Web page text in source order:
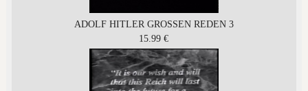
ADOLF HITLER GROSSEN REDEN 3
15.99 €